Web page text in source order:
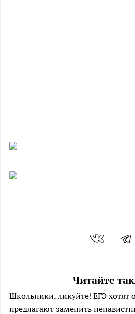
Читайте
Школьники, ликуйте! ЕГЭ хотят
предлагают заменить